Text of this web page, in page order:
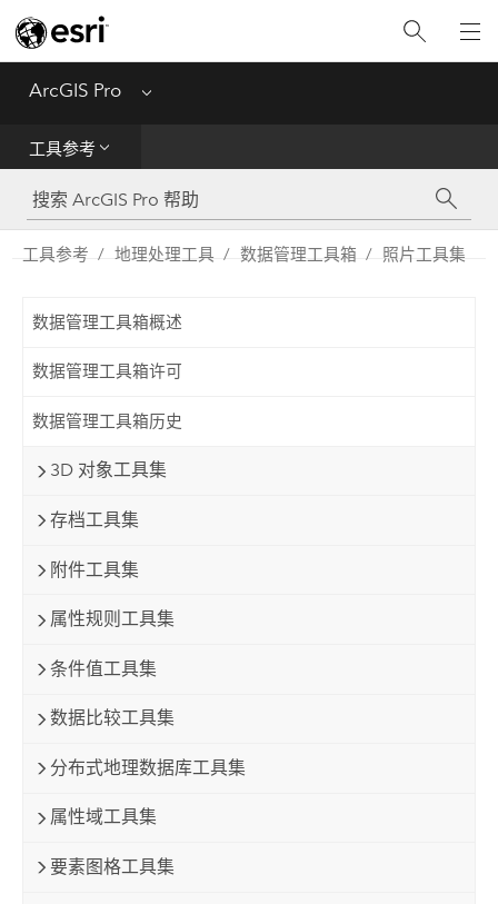
ArcGIS Pro Menu
工具参考
工具参考
Python
工具参考 地理处理工具 数据管理工具箱 照片工具集
数据管理工具箱概述
数据管理工具箱许可
数据管理工具箱历史
3D 对象工具集
存档工具集
附件工具集
属性规则工具集
条件值工具集
数据比较工具集
分布式地理数据库工具集
属性域工具集
要素图格工具集